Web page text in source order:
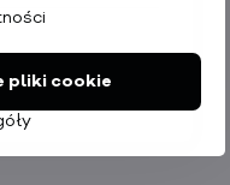
Rejestracja
pliki cookie